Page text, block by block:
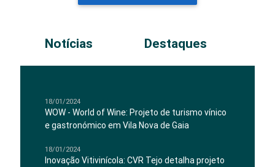
Notícias Destaques
18/01/2024
WOW - World of Wine: Projeto de turismo vínico
e gastronómico em Vila Nova de Gaia
18/01/2024
Inovação Vitivinícola: CVR Tejo detalha projeto